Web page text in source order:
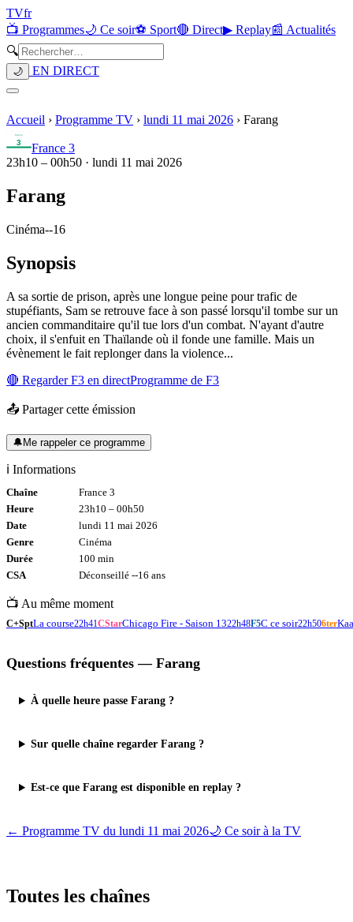
TVfr
📺 Programmes🌙 Ce soir⚽ Sport🔴 Direct▶ Replay📰 Actualités
🔍
🌙 EN DIRECT
Accueil › Programme TV › lundi 11 mai 2026 › Farang
France 3
23h10 – 00h50 · lundi 11 mai 2026
Farang
Cinéma--16
Synopsis
A sa sortie de prison, après une longue peine pour trafic de
stupéfiants, Sam se retrouve face à son passé lorsqu'il tombe sur un
ancien commanditaire qu'il tue lors d'un combat. N'ayant d'autre
choix, il s'enfuit en Thaïlande où il fonde une famille. Mais un
évènement le fait replonger dans la violence...
🔴 RegarderF3 en directProgramme de F3
📤 Partager cette émission
🔔Me rappeler ce programme
ℹ️ Informations
Chaîne
France 3
Heure
23h10 – 00h50
Date
lundi 11 mai 2026
Genre
Cinéma
Durée
100 min
CSA
Déconseillé --16 ans
📺 Au même moment
C+SptLa course22h41CStarChicago Fire - Saison 1322h48F5C ce soir22h506ter
Questions fréquentes — Farang
À quelle heure passe Farang ?
Sur quelle chaîne regarder Farang ?
Est-ce que Farang est disponible en replay ?
← Programme TV du lundi 11 mai 2026🌙 Ce soir à la TV
Toutes les chaînes